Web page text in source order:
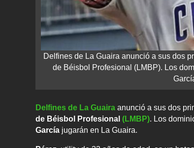
Delfines de La Guaira anunció a sus dos
de Béisbol Profesional (LMBP). Los
Delfines de La Guaira anunció a sus dos
de Béisbol Profesional (LMBP). Los
García jugarán en La Guaira.